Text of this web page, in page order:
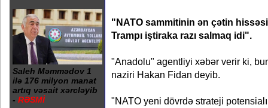
Saleh Məmmədov 1
ilə 176 milyon manat
artıq vəsait xərcləyib
- RƏSMİ
"NATO sammitinin ən çətin
Trampı iştiraka razı salmaq idi".
"Anadolu" agentliyi xəbər verir ki,
naziri Hakan Fidan deyib.
"NATO yeni dövrdə strateji